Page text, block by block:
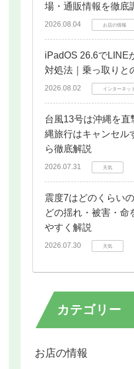
場・通販情報を徹底
2026.08.04 お店の情報
iPadOS 26.6でLINE
対処法｜乗っ取りと
2026.08.02 インターネット
台風13号は沖縄を
縄旅行はキャンセル
ら徹底解説
2026.07.31 天気
震度7はどのくらい
どの揺れ・被害・命
やすく解説
2026.07.30 天気
カテゴリー
お店の情報